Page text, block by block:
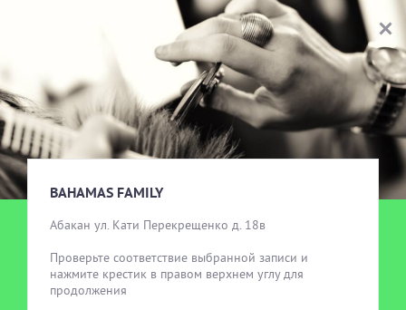
BAHAMAS FAMILY
Абакан ул. Кати Перекрещенко д. 18в
Проверьте соответствие выбранной записи и
нажмите крестик в правом верхнем углу для
продолжения
BAHAMAS FAMILY
ВЫБОР УСЛУГИ